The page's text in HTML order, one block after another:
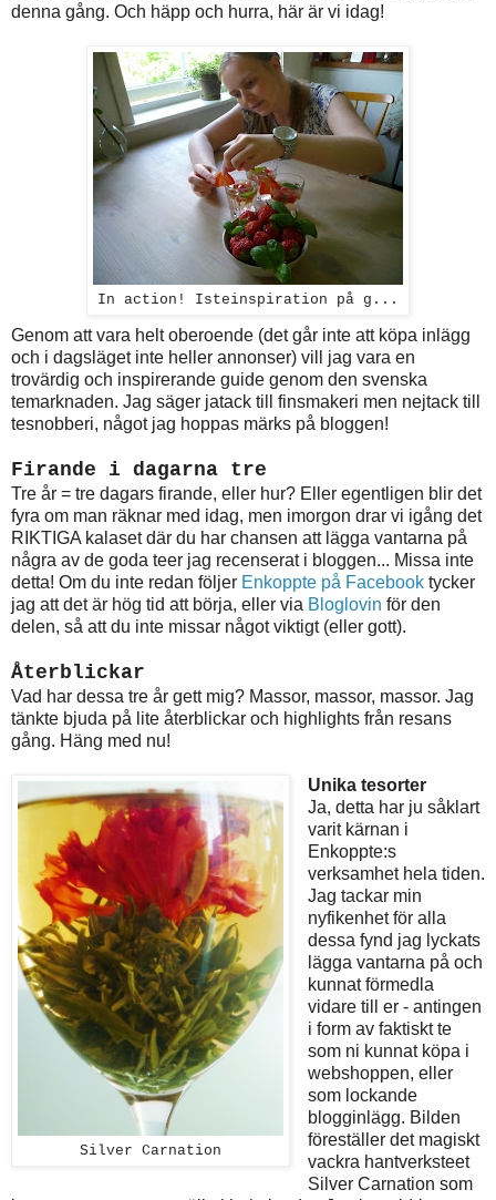
denna gång. Och häpp och hurra, här är vi idag!
In action! Isteinspiration på g...
Genom att vara helt oberoende (det går inte att köpa inlägg
och i dagsläget inte heller annonser) vill jag vara en
trovärdig och inspirerande guide genom den svenska
temarknaden. Jag säger jatack till finsmakeri men nejtack till
tesnobberi, något jag hoppas märks på bloggen!
Firande i dagarna tre
Tre år = tre dagars firande, eller hur? Eller egentligen blir det
fyra om man räknar med idag, men imorgon drar vi igång det
RIKTIGA kalaset där du har chansen att lägga vantarna på
några av de goda teer jag recenserat i bloggen... Missa inte
detta! Om du inte redan följer Enkoppte på Facebook tycker
jag att det är hög tid att börja, eller via Bloglovin för den
delen, så att du inte missar något viktigt (eller gott).
Återblickar
Vad har dessa tre år gett mig? Massor, massor, massor. Jag
tänkte bjuda på lite återblickar och highlights från resans
gång. Häng med nu!
Silver Carnation
Unika tesorter
Ja, detta har ju såklart
varit kärnan i
Enkoppte:s
verksamhet hela tiden.
Jag tackar min
nyfikenhet för alla
dessa fynd jag lyckats
lägga vantarna på och
kunnat förmedla
vidare till er - antingen
i form av faktiskt te
som ni kunnat köpa i
webshoppen, eller
som lockande
blogginlägg. Bilden
föreställer det magiskt
vackra hantverksteet
Silver Carnation som